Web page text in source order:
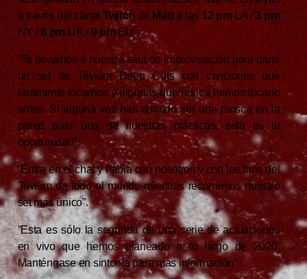
a través del canal Twitch de Matta las 12 pmLA /3 pm
NY /8 pm UK / 9 pmEU”.
”Te llevamos a nuestra sala de improvisación para darte
un set de Trivium Deep Cuts con canciones que
raramente tocamos y algunas que nunca hemos tocado
antes. Si alguna vez has querido ser una mosca en la
pared para una de nuestras prácticas, esta es tu
oportunidad”.
”Entra en el chat y habla con nosotros y con los fans del
Trivium de todo el mundo mientras recorremos nuestro
set más único”.
”Esta es sólo la segunda de una serie de actuaciones
en vivo que hemos planeado a lo largo de 2020.
Manténgase en sintonía para más información”.